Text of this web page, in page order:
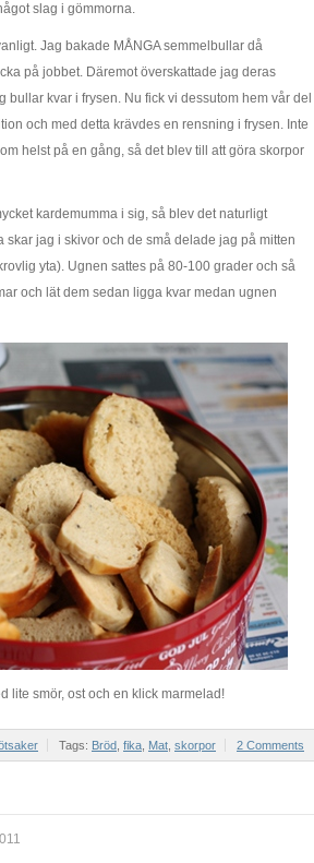
slag i gömmorna.
Jag bakade MÅNGA semmelbullar då
på jobbet. Däremot överskattade jag deras
bullar kvar i frysen. Nu fick vi dessutom hem vår del
och med detta krävdes en rensning i frysen. Inte
helst på en gång, så det blev till att göra skorpor
kardemumma i sig, så blev det naturligt
skar jag i skivor och de små delade jag på mitten
yta). Ugnen sattes på 80-100 grader och så
och lät dem sedan ligga kvar medan ugnen
lite smör, ost och en klick marmelad!
Tags: Bröd fika Mat skorpor 2 Comments